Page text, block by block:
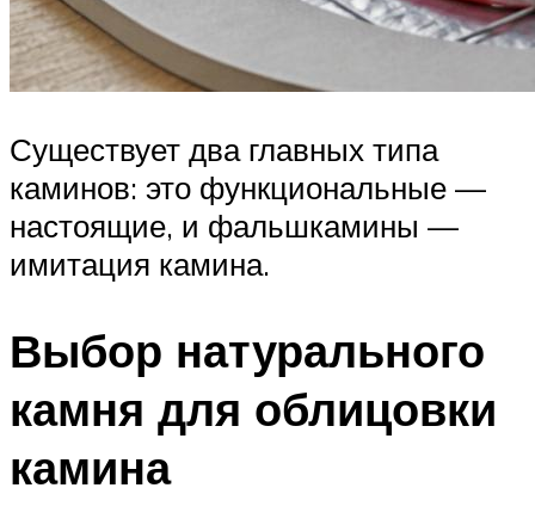
Существует два главных типа
каминов: это функциональные —
настоящие, и фальшкамины —
имитация камина.
Выбор натурального
камня для облицовки
камина